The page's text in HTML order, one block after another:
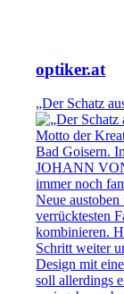
optiker.at
„Der Schatz